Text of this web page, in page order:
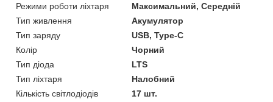
Режими роботи ліхтаря
Максимальний, Середній
Тип живлення
Акумулятор
Тип заряду
USB, Type-C
Колір
Чорний
Тип діода
LTS
Тип ліхтаря
Налобний
Кількість світлодіодів
17 шт.